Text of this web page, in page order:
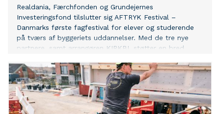
Realdania, Færchfonden og Grundejernes
Investeringsfond tilslutter sig AFTRYK Festival –
Danmarks første fagfestival for elever og studerende
på tværs af byggeriets uddannelser. Med de tre nye
partnere, samt arrangøren KIRKBI, støtter en bred
uddannelse nu styrkelsen af en af branchens vigtigste
kompetencer: evnen til at samarbejde på tværs.